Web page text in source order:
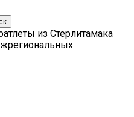
из Стерлитамака